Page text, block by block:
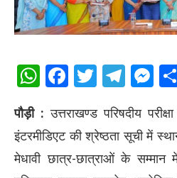
WhatsApp
Facebook
Twitter
पौड़ी : उत्तराखण्ड परिषदीय
इंटरमीडिएट की श्रेष्ठता सूची में
मेधावी छात्र-छात्राओं के